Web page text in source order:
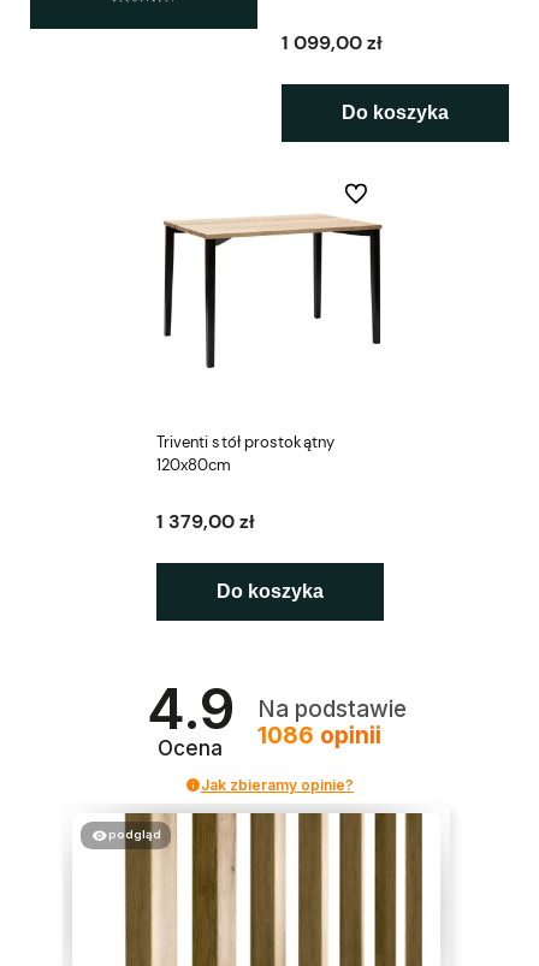
1 099,00 zł
Do koszyka
Triventi stół prostokątny
120x80cm
1 379,00 zł
Do koszyka
Do ulubionych
4.9
Ocena
Na podstawie
1086 opinii
Jak zbieramy opinie?
podgląd